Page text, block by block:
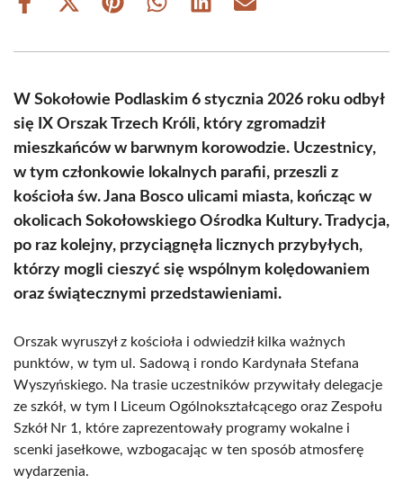
Share
Share
(Twitter)
Share Share Share Share
W Sokołowie Podlaskim 6 stycznia 2026 roku odbył
się IX Orszak Trzech Króli, który zgromadził
mieszkańców w barwnym korowodzie. Uczestnicy,
w tym członkowie lokalnych parafii, przeszli z
kościoła św. Jana Bosco ulicami miasta, kończąc w
okolicach Sokołowskiego Ośrodka Kultury. Tradycja,
po raz kolejny, przyciągnęła licznych przybyłych,
którzy mogli cieszyć się wspólnym kolędowaniem
oraz świątecznymi przedstawieniami.
Orszak wyruszył z kościoła i odwiedził kilka ważnych
punktów, w tym ul. Sadową i rondo Kardynała Stefana
Wyszyńskiego. Na trasie uczestników przywitały delegacje
ze szkół, w tym I Liceum Ogólnokształcącego oraz Zespołu
Szkół Nr 1, które zaprezentowały programy wokalne i
scenki jasełkowe, wzbogacając w ten sposób atmosferę
wydarzenia.